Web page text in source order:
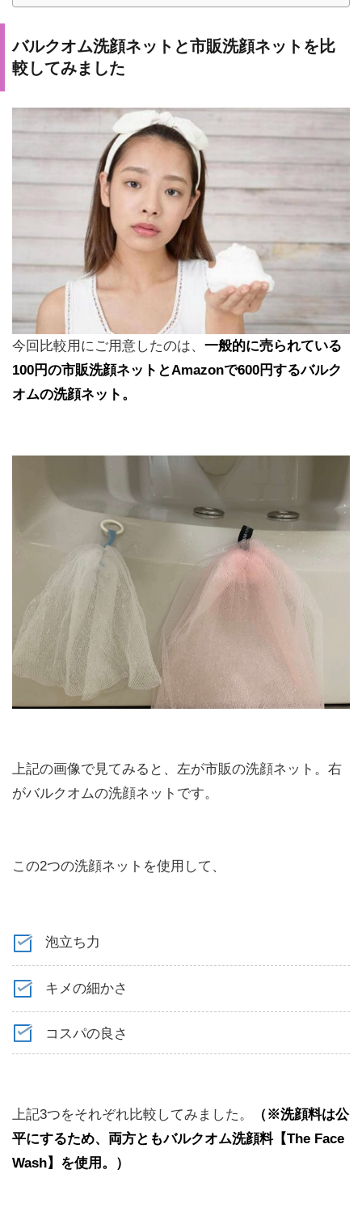
バルクオム洗顔ネットと市販洗顔ネットを比
較してみました
今回比較用にご用意したのは、 一般的に売られている
100円の市販洗顔ネットとAmazonで600円するバルク
オムの洗顔ネット。
上記の画像で見てみると、左が市販の洗顔ネット。右
がバルクオムの洗顔ネットです。
この2つの洗顔ネットを使用して、
泡立ち力
キメの細かさ
コスパの良さ
上記3つをそれぞれ比較してみました。
（※洗顔料は公
平にするため、両方ともバルクオム洗顔料【The Face
Wash】を使用。）